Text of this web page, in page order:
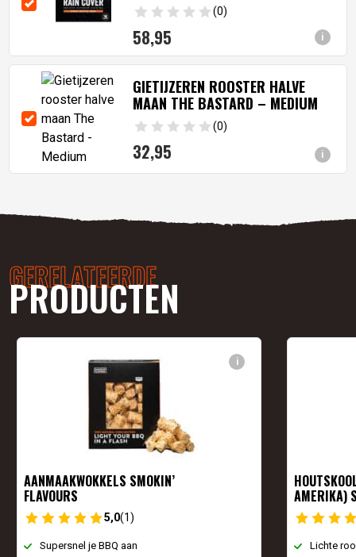
i
(0)
58,95
i
GIETIJZEREN ROOSTER HALVE
MAAN THE BASTARD – MEDIUM
(0)
32,95
GERELATEERDE
PRODUCTEN
i
AANMAAKWOKKELS SMOKIN’
FLAVOURS
5,0(1)
Supersnel je BBQ aan
AMERIKA)
Lichte